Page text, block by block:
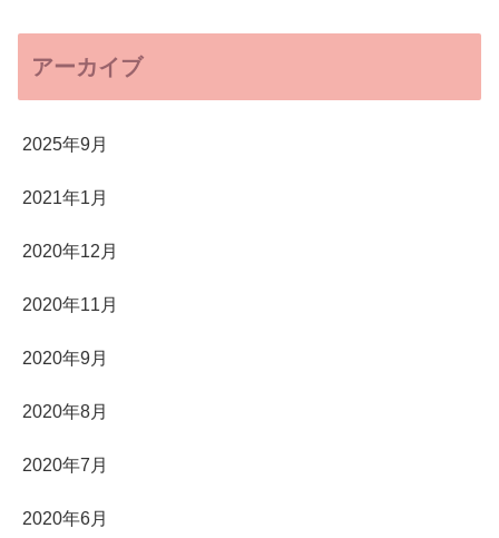
アーカイブ
2025年9月
2021年1月
2020年12月
2020年11月
2020年9月
2020年8月
2020年7月
2020年6月